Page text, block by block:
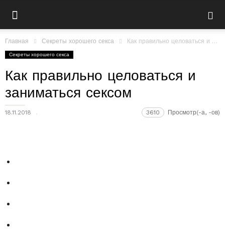
Главная Секреты хорошего секса Как правильно целоваться и заниматься сексом
Секреты хорошего секса
Как правильно целоваться и
заниматься сексом
18.11.2018 3610 Просмотр(-а, -ов)